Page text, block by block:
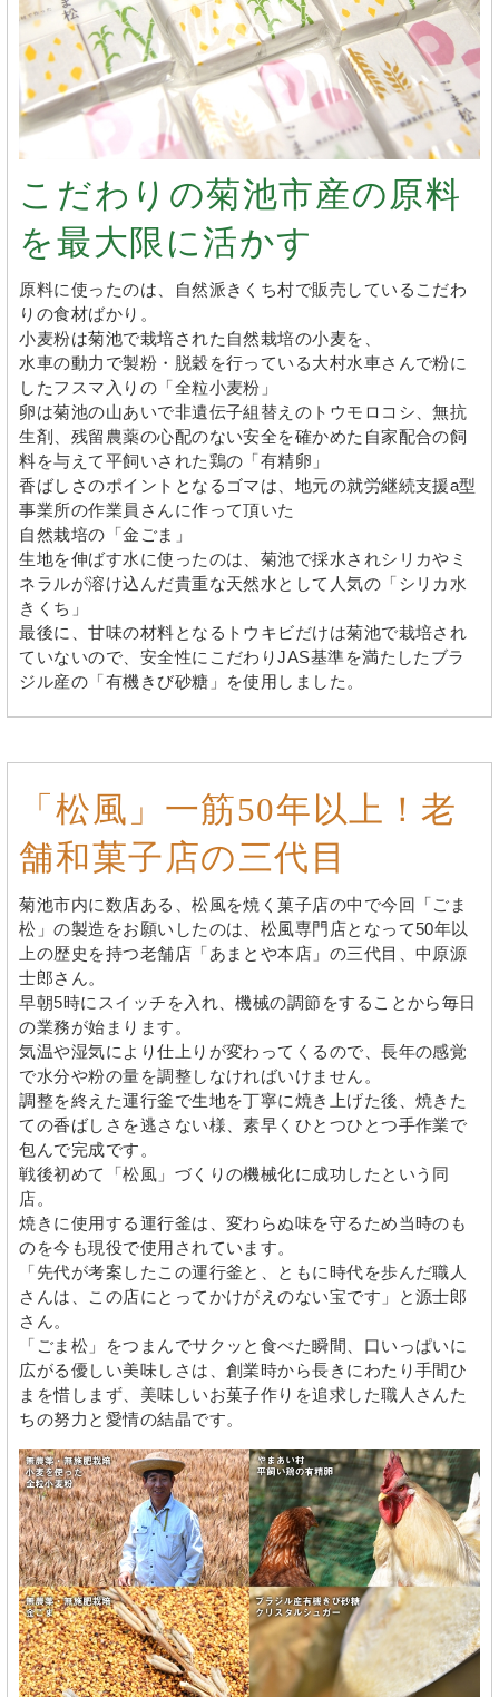
こだわりの菊池市産の原料
を最大限に活かす
原料に使ったのは、自然派きくち村で販売しているこだわ
りの食材ばかり。
小麦粉は菊池で栽培された自然栽培の小麦を、
水車の動力で製粉・脱穀を行っている大村水車さんで粉に
したフスマ入りの「全粒小麦粉」
卵は菊池の山あいで非遺伝子組替えのトウモロコシ、無抗
生剤、残留農薬の心配のない安全を確かめた自家配合の飼
料を与えて平飼いされた鶏の「有精卵」
香ばしさのポイントとなるゴマは、地元の就労継続支援a型
事業所の作業員さんに作って頂いた
自然栽培の「金ごま」
生地を伸ばす水に使ったのは、菊池で採水されシリカやミ
ネラルが溶け込んだ貴重な天然水として人気の「シリカ水
きくち」
最後に、甘味の材料となるトウキビだけは菊池で栽培され
ていないので、安全性にこだわりJAS基準を満たしたブラ
ジル産の「有機きび砂糖」を使用しました。
「松風」一筋50年以上！老
舗和菓子店の三代目
菊池市内に数店ある、松風を焼く菓子店の中で今回「ごま
松」の製造をお願いしたのは、松風専門店となって50年以
上の歴史を持つ老舗店「あまとや本店」の三代目、中原源
士郎さん。
早朝5時にスイッチを入れ、機械の調節をすることから毎日
の業務が始まります。
気温や湿気により仕上りが変わってくるので、長年の感覚
で水分や粉の量を調整しなければいけません。
調整を終えた運行釜で生地を丁寧に焼き上げた後、焼きた
ての香ばしさを逃さない様、素早くひとつひとつ手作業で
包んで完成です。
戦後初めて「松風」づくりの機械化に成功したという同
店。
焼きに使用する運行釜は、変わらぬ味を守るため当時のも
のを今も現役で使用されています。
「先代が考案したこの運行釜と、ともに時代を歩んだ職人
さんは、この店にとってかけがえのない宝です」と源士郎
さん。
「ごま松」をつまんでサクッと食べた瞬間、口いっぱいに
広がる優しい美味しさは、創業時から長きにわたり手間ひ
まを惜しまず、美味しいお菓子作りを追求した職人さんた
ちの努力と愛情の結晶です。